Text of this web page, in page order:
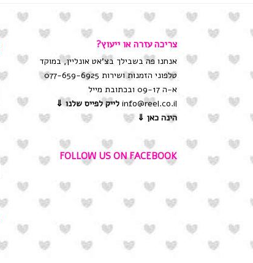
צריכה עזרה או ייעוץ?
אנחנו פה בשבילך בצ'אט אונליין, במוקד
טלפוני הזמנות ושירות 077-659-6925
א-ה 09-17 ובכתובת מייל
info@reel.co.il לייק לפייס שלנו ⇓
הינה כאן ⇓
FOLLOW US ON FACEBOOK